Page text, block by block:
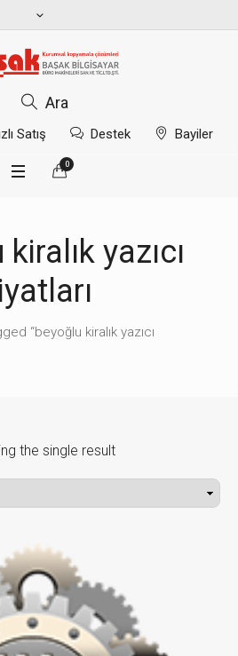
Ara
Satış Destek Bayiler
0
yazıcı
“beyoğlu kiralık yazıcı
the single result